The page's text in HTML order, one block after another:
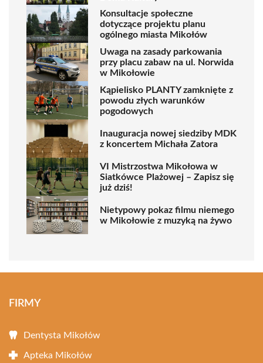
Konsultacje społeczne
dotyczące projektu planu
ogólnego miasta Mikołów
Uwaga na zasady parkowania
przy placu zabaw na ul. Norwida
w Mikołowie
Kąpielisko PLANTY zamknięte z
powodu złych warunków
pogodowych
Inauguracja nowej siedziby MDK
z koncertem Michała Zatora
VI Mistrzostwa Mikołowa w
Siatkówce Plażowej – Zapisz się
już dziś!
Nietypowy pokaz filmu niemego
w Mikołowie z muzyką na żywo
FIRMY
Dentysta Mikołów
Apteka Mikołów